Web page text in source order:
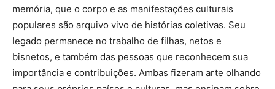
memória, que o corpo e as manifestações culturais
populares são arquivo vivo de histórias coletivas. Seu
legado permanece no trabalho de filhas, netos e
bisnetos, e também das pessoas que reconhecem sua
importância e contribuições. Ambas fizeram arte olhando